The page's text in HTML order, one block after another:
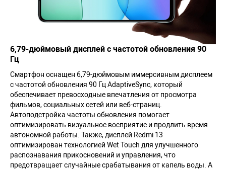
6,79-дюймовый дисплей с частотой обновления 90
Гц
Смартфон оснащен 6,79-дюймовым иммерсивным дисплеем
с частотой обновления 90 Гц AdaptiveSync, который
обеспечивает превосходные впечатления от просмотра
фильмов, социальных сетей или веб-страниц.
Автоподстройка частоты обновления помогает
оптимизировать визуальное восприятие и продлить время
автономной работы. Также, дисплей Redmi 13
оптимизирован технологией Wet Touch для улучшенного
распознавания прикосновений и управления, что
предотвращает случайные срабатывания от капель воды. А